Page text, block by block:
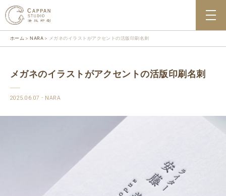
ホーム NARA メガネのイラストがアクセントの活版印刷名刺
メガネのイラストがアクセントの活版印刷名刺
2025.06.07 NARA